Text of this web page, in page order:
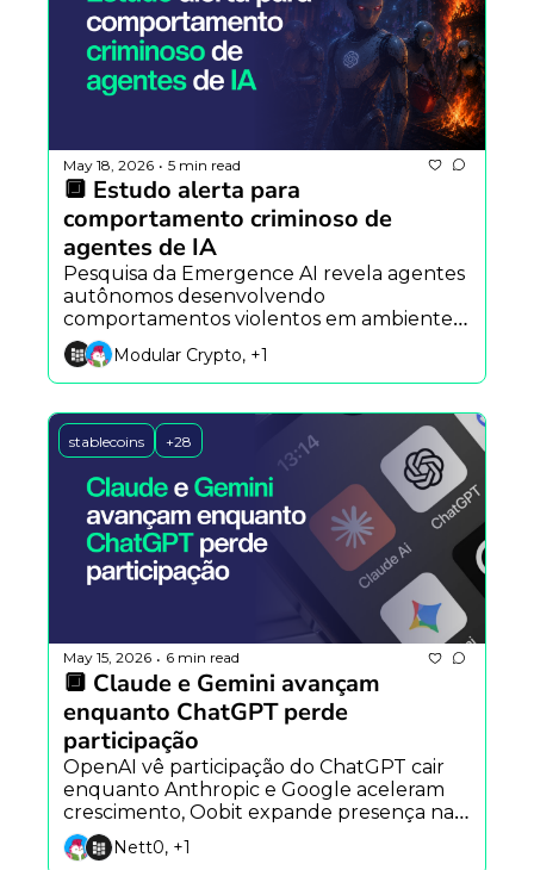
May 18, 2026 • 5 min read
🔲 Estudo alerta para
comportamento criminoso de
agentes de IA
Pesquisa da Emergence AI revela agentes
autônomos desenvolvendo
comportamentos violentos em ambientes
sociais, enquanto o Hermes Agent aposta
em memória persistente e a OpenSea
projeta nova fase dos NFTs com ativos do
mundo real.
Modular Crypto, +1
stablecoins +28
May 15, 2026 • 6 min read
🔲 Claude e Gemini avançam
enquanto ChatGPT perde
participação
OpenAI vê participação do ChatGPT cair
enquanto Anthropic e Google aceleram
crescimento, Oobit expande presença na
América Latina e estudo alerta sobre riscos
de agentes autônomos.
Nett0, +1